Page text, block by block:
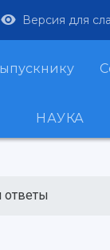
Версия для
НАУКА
ответы